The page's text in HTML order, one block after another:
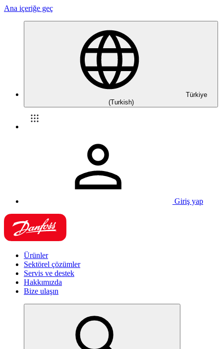
Ana içeriğe geç
Türkiye
(Turkish)
Giriş yap
Ürünler
Sektörel çözümler
Servis ve destek
Hakkımızda
Bize ulaşın